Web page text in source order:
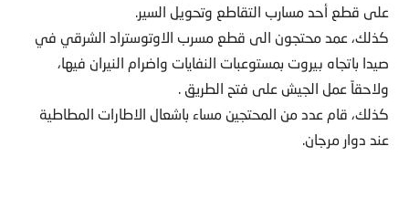
على قطع أحد مسارب التقاطع وتحويل السير.
كذلك، عمد محتجون الى قطع مسرب الاوتوستراد الشرقي في
صيدا باتجاه بيروت بمستوعبات النفايات واضرام النيران فيها،
ولاحقاً عمل الجيش على فتح الطريق .
كذلك، قام عدد من المحتجين مساء باشعال الاطارات المطاطية
عند دوار مرجان.